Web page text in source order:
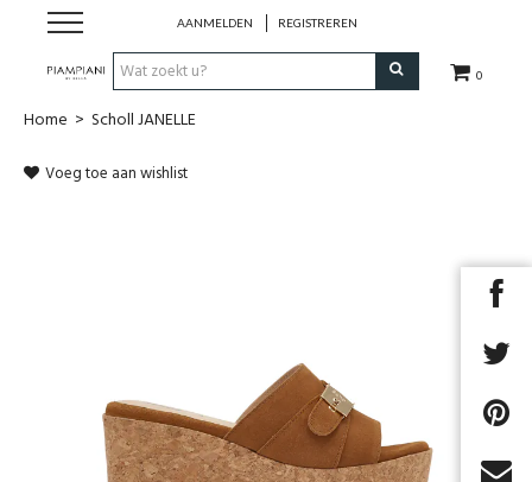
0
AANMELDEN REGISTREREN
Nieuwe Collectie
Merken
Home > Scholl JANELLE
Voeg toe aan wishlist